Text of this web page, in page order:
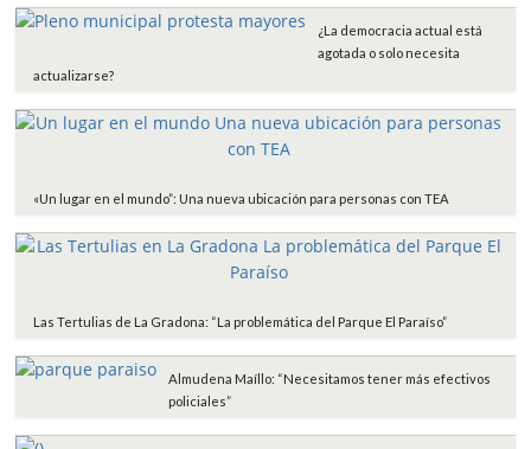
o
r
p
p
t
¿La democracia actual está
agotada o solo necesita
actualizarse?
«Un lugar en el mundo”: Una nueva ubicación para personas con TEA
Las Tertulias de La Gradona: “La problemática del Parque El Paraíso”
Almudena Maíllo: “Necesitamos tener más efectivos
policiales”